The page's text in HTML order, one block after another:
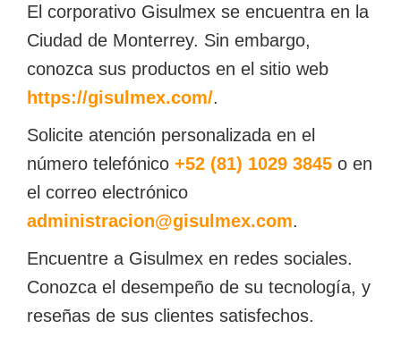
El corporativo Gisulmex se encuentra en la
Ciudad de Monterrey. Sin embargo,
conozca sus productos en el sitio web
https://gisulmex.com/.
Solicite atención personalizada en el
número telefónico +52 (81) 1029 3845 o en
el correo electrónico
administracion@gisulmex.com.
Encuentre a Gisulmex en redes sociales.
Conozca el desempeño de su tecnología, y
reseñas de sus clientes satisfechos.